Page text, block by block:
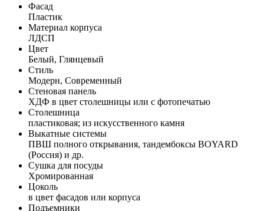
Фасад
Пластик
Материал корпуса
ЛДСП
Цвет
Белый, Глянцевый
Стиль
Модерн, Современный
Стеновая панель
ХДФ в цвет столешницы или с фотопечатью
Столешница
пластиковая; из искусственного камня
Выкатные системы
ПВШ полного открывания, тандембоксы BOYARD
(Россия) и др.
Сушка для посуды
Хромированная
Цоколь
в цвет фасадов или корпуса
Подъемники